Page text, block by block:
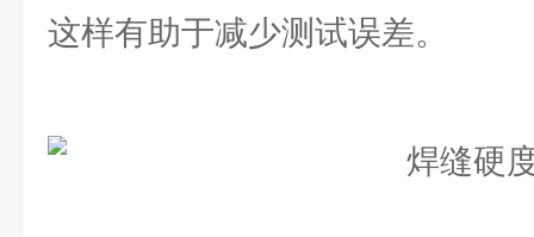
这样有助于减少测试误差。